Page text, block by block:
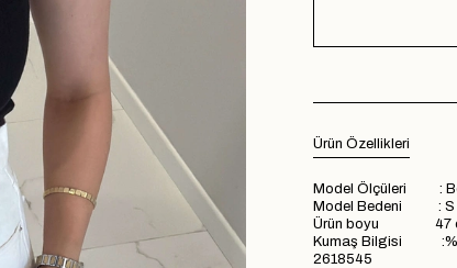
Ürün Özellikleri
Model Ölçüleri :
Model Bedeni : S
Ürün boyu 47
Kumaş Bilgisi
2618545